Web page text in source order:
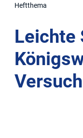
Heftthema
Leichte